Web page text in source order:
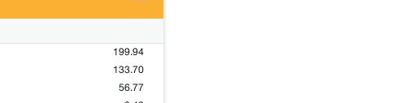
199.94
133.70
56.77